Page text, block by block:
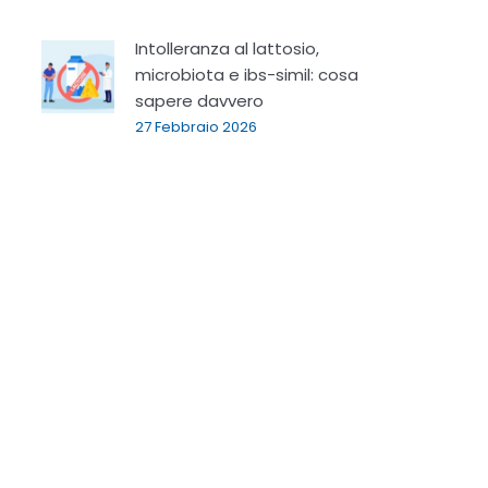
Intolleranza al lattosio,
microbiota e ibs-simil: cosa
sapere davvero
27 Febbraio 2026